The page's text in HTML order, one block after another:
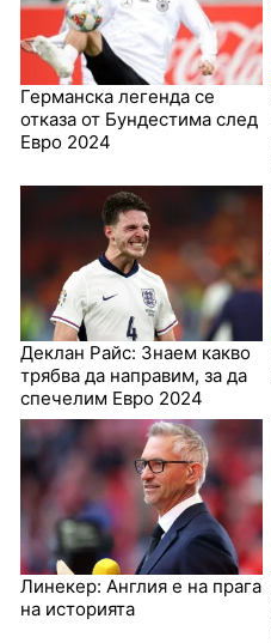
Германска легенда се
отказа от Бундестима след
Евро 2024
Деклан Райс: Знаем какво
трябва да направим, за да
спечелим Евро 2024
Линекер: Англия е на прага
на историята